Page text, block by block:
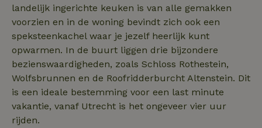
landelijk ingerichte keuken is van alle gemakken
voorzien en in de woning bevindt zich ook een
speksteenkachel waar je jezelf heerlijk kunt
opwarmen. In de buurt liggen drie bijzondere
bezienswaardigheden, zoals Schloss Rothestein,
Wolfsbrunnen en de Roofridderburcht Altenstein. Dit
is een ideale bestemming voor een last minute
vakantie, vanaf Utrecht is het ongeveer vier uur
rijden.
service
sqzl_session_id
29 minuten
53
seconden
Privacy Policy